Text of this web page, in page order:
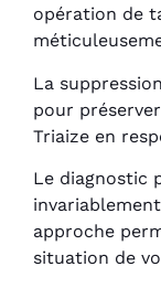
opération de
La
pour
Triaize en
Le diagnostic
approche
situation de